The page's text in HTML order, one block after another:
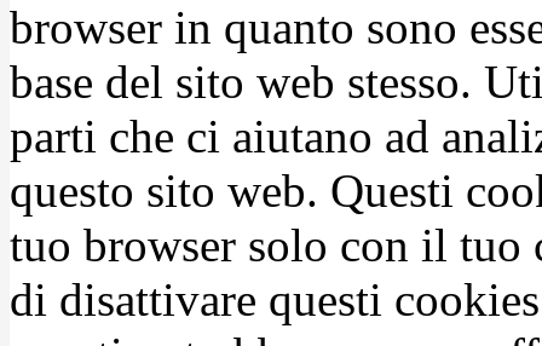
browser in quanto sono
base del sito web stesso.
parti che ci aiutano ad
questo sito web. Questi
tuo browser solo con il tuo
di disattivare questi